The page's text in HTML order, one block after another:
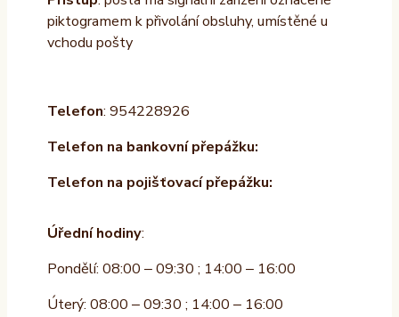
piktogramem k přivolání obsluhy, umístěné u
vchodu pošty
Telefon: 954228926
Telefon na bankovní přepážku:
Telefon na pojišťovací přepážku:
Úřední hodiny:
Pondělí: 08:00 – 09:30 ; 14:00 – 16:00
Úterý: 08:00 – 09:30 ; 14:00 – 16:00